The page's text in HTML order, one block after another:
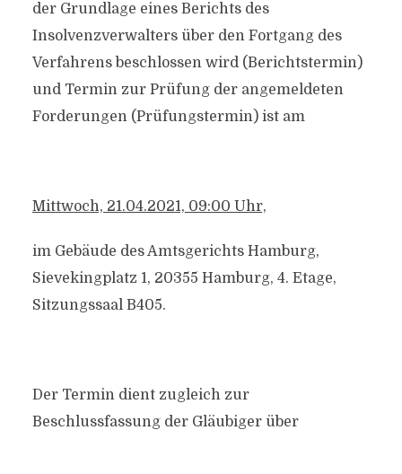
der Grundlage eines Berichts des
Insolvenzverwalters über den Fortgang des
Verfahrens beschlossen wird (Berichtstermin)
und Termin zur Prüfung der angemeldeten
Forderungen (Prüfungstermin) ist am
Mittwoch, 21.04.2021, 09:00 Uhr,
im Gebäude des Amtsgerichts Hamburg,
Sievekingplatz 1, 20355 Hamburg, 4. Etage,
Sitzungssaal B405.
Der Termin dient zugleich zur
Beschlussfassung der Gläubiger über